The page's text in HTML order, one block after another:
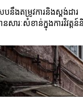
បនឹងតម្រូវការនិងស្តង់ដារ
នសារៈសំខាន់ក្នុងការវិ